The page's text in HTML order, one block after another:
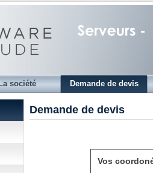
La société Demande de devis
Demande de devis
Vos